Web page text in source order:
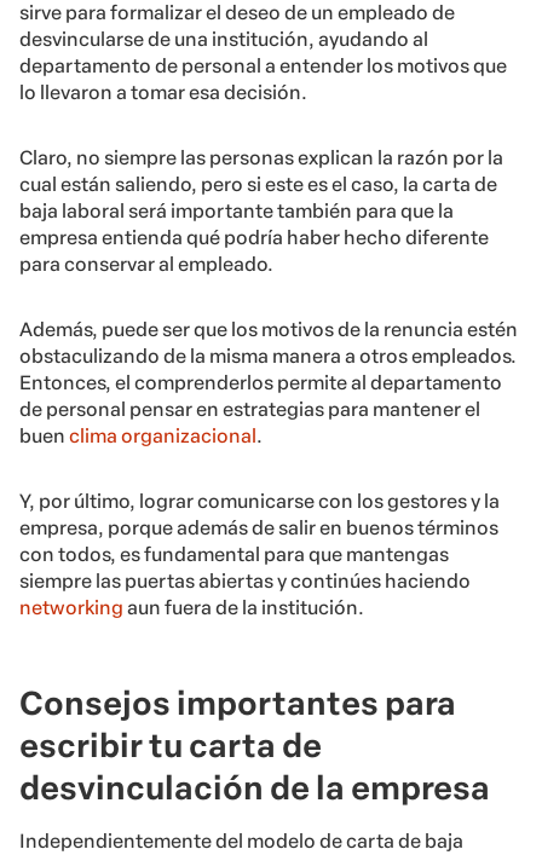
sirve para formalizar el deseo de un empleado de
desvincularse de una institución, ayudando al
departamento de personal a entender los motivos que
lo llevaron a tomar esa decisión.
Claro, no siempre las personas explican la razón por la
cual están saliendo, pero si este es el caso, la carta de
baja laboral será importante también para que la
empresa entienda qué podría haber hecho diferente
para conservar al empleado.
Además, puede ser que los motivos de la renuncia estén
obstaculizando de la misma manera a otros empleados.
Entonces, el comprenderlos permite al departamento
de personal pensar en estrategias para mantener el
buen clima organizacional .
Y, por último, lograr comunicarse con los gestores y la
empresa, porque además de salir en buenos términos
con todos, es fundamental para que mantengas
siempre las puertas abiertas y continúes haciendo
networking aun fuera de la institución.
Consejos importantes para
escribir tu carta de
desvinculación de la empresa
Independientemente del modelo de carta de baja